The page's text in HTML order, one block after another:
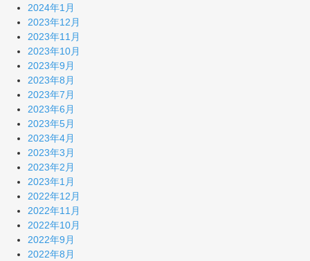
2024年1月
2023年12月
2023年11月
2023年10月
2023年9月
2023年8月
2023年7月
2023年6月
2023年5月
2023年4月
2023年3月
2023年2月
2023年1月
2022年12月
2022年11月
2022年10月
2022年9月
2022年8月